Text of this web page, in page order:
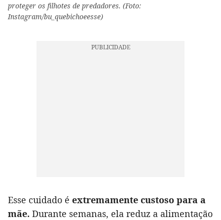
proteger os filhotes de predadores. (Foto:
Instagram/bu_quebichoeesse)
Esse cuidado é extremamente custoso para a
mãe. Durante semanas, ela reduz a alimentação